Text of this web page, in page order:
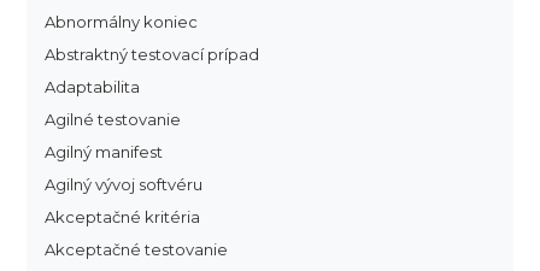
Abnormálny koniec
Abstraktný testovací prípad
Adaptabilita
Agilné testovanie
Agilný manifest
Agilný vývoj softvéru
Akceptačné kritéria
Akceptačné testovanie